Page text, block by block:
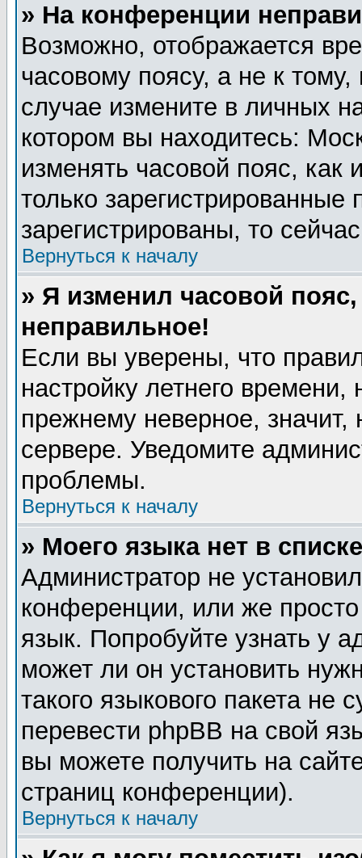
» На конференции
Возможно, отображается
часовому поясу, а не к
случае измените в личных
котором вы находитесь:
изменять часовой пояс, как
только
зарегистрированы, то
Вернуться к началу
» Я изменил часовой
неправильное!
Если вы уверены, что
настройку летнего
прежнему неверное,
сервере. Уведомите
проблемы.
Вернуться к началу
» Моего языка нет в
Администратор не
конференции, или же
язык. Попробуйте узнать у
может ли он установить
такого языкового пакета не
перевести phpBB на свой
вы можете получить на
страниц конференции).
Вернуться к началу